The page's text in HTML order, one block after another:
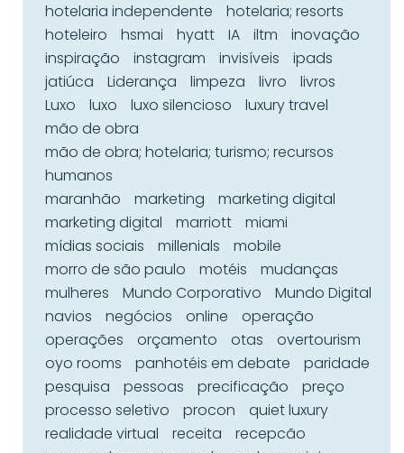
hotelaria independente
hotelaria; resorts
hoteleiro
hsmai hyatt IA iltm
inovação
inspiração
instagram invisíveis
ipads
jatiúca
Liderança limpeza livro
livros
Luxo
luxo luxo silencioso
luxury travel
mão de obra
mão de obra; hotelaria; turismo; recursos
humanos
maranhão
marketing
marketing digital
marketing digital
marriott
miami
mídias sociais
millenials
mobile
morro de são paulo
motéis
mudanças
mulheres
Mundo Corporativo
Mundo Digital
navios
negócios online
operação
operações
orçamento otas
overtourism
oyo rooms
panhotéis em debate
paridade
pesquisa
pessoas precificação
preço
processo seletivo
procon
quiet luxury
realidade virtual
receita
recepcão